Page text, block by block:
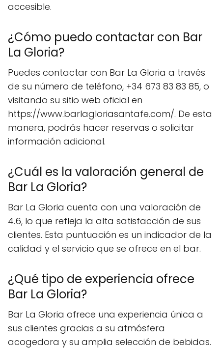
accesible.
¿Cómo puedo contactar con Bar
La Gloria?
Puedes contactar con Bar La Gloria a través
de su número de teléfono, +34 673 83 83 85, o
visitando su sitio web oficial en
https://www.barlagloriasantafe.com/. De esta
manera, podrás hacer reservas o solicitar
información adicional.
¿Cuál es la valoración general de
Bar La Gloria?
Bar La Gloria cuenta con una valoración de
4.6, lo que refleja la alta satisfacción de sus
clientes. Esta puntuación es un indicador de la
calidad y el servicio que se ofrece en el bar.
¿Qué tipo de experiencia ofrece
Bar La Gloria?
Bar La Gloria ofrece una experiencia única a
sus clientes gracias a su atmósfera
acogedora y su amplia selección de bebidas.